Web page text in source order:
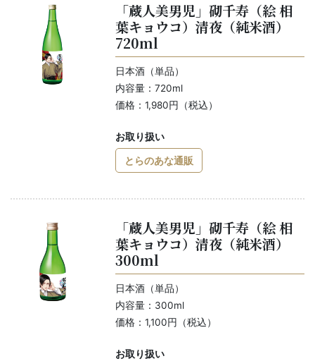
「蔵人美男児」砌千寿（絵 相
葉キョウコ）清夜（純米酒）
720ml
日本酒（単品）
内容量：720ml
価格：1,980円（税込）
お取り扱い
とらのあな通販
「蔵人美男児」砌千寿（絵 相
葉キョウコ）清夜（純米酒）
300ml
日本酒（単品）
内容量：300ml
価格：1,100円（税込）
お取り扱い